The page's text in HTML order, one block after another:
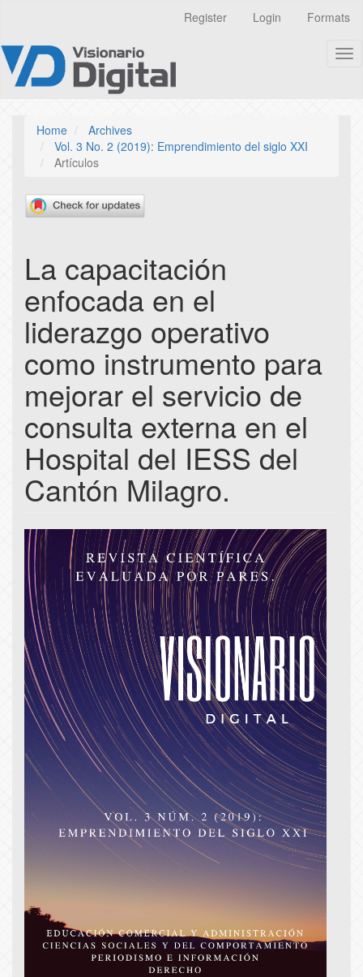
page
content
Main
Content
Sidebar
Register Login Formats
Home
Archives
Vol. 3 No. 2 (2019): Emprendimiento del siglo XXI
Artículos
La capacitación
enfocada en el
liderazgo operativo
como instrumento para
mejorar el servicio de
consulta externa en el
Hospital del IESS del
Cantón Milagro.
Article
Sidebar